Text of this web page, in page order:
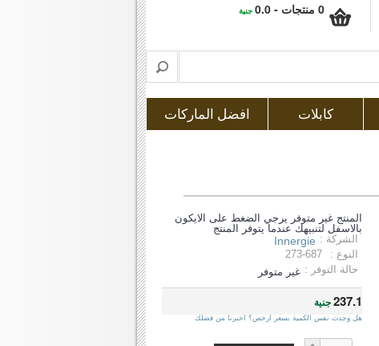
0 منتجات - 0.0 جنية
كابلات افضل الماركات
المنتج غير متوفر يرجي الضغط على الايكون
بالاسفل لتنبيهك عندما يتوفر المنتج
الشركة : Innergie
النوع :
273-687
حالة التوفر : غير متوفر
237.1جنية
هل وجدت نفس الكمية بسعر ارخص؟ اخبرنا من فضلك